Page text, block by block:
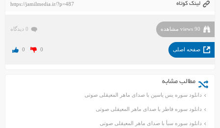
لینک کوتاه https://jamilmedia.ir/?p=487
90 views مشاهده 0 دیدگاه
صفحه اصلی 0 0
مطالب مشابه
دانلود سوره یس یاسین با صدای ماهر المعیقلی صوتی
دانلود سوره فاطر با صدای ماهر المعیقلی صوتی
دانلود سوره سبأ با صدای ماهر المعیقلی صوتی